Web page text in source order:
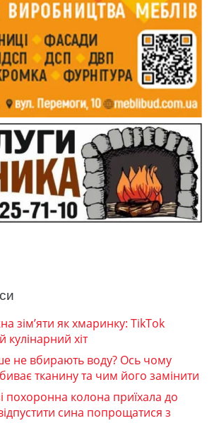
зім’яти як хмаринку: TikTok
кулінарний хіт
не вбирають воду? Ось чому
тканину та чим його замінити
похоронна колона приїхала до
сина попрощатися з